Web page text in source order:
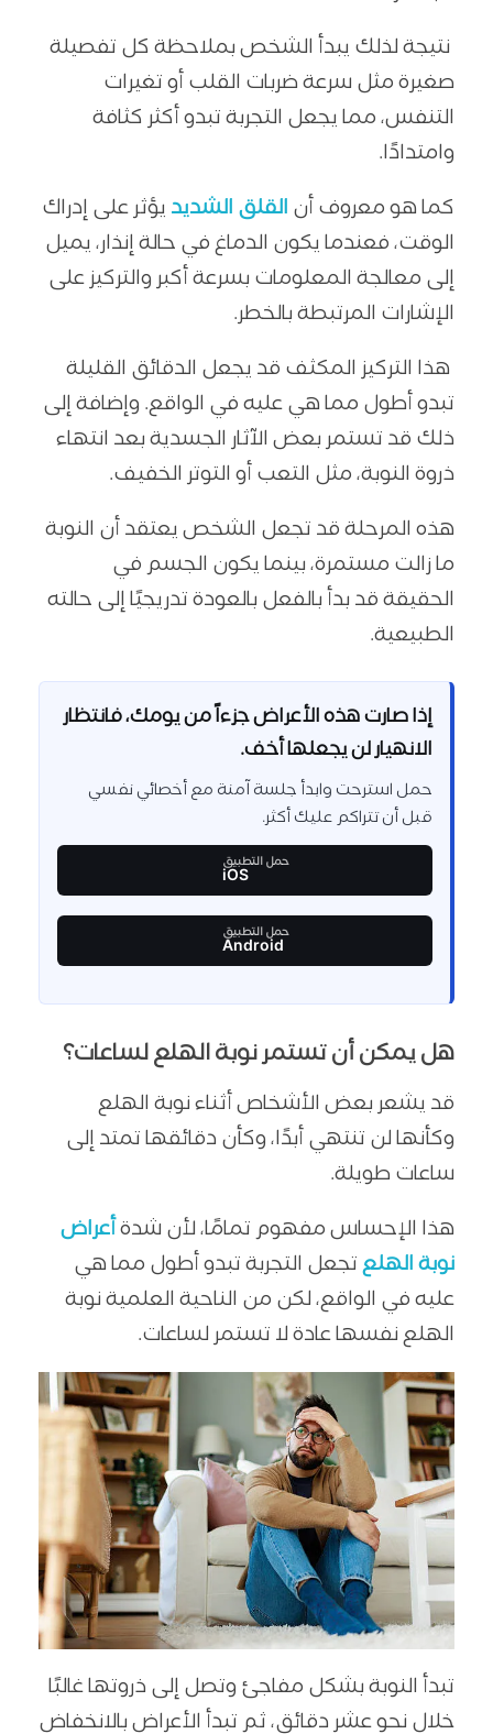
نتيجة لذلك يبدأ الشخص بملاحظة كل تفصيلة
صغيرة مثل سرعة ضربات القلب أو تغيرات
التنفس، مما يجعل التجربة تبدو أكثر كثافة
وامتدادًا.
كما هو معروف أن القلق الشديد يؤثر على إدراك
الوقت، فعندما يكون الدماغ في حالة إنذار، يميل
إلى معالجة المعلومات بسرعة أكبر والتركيز على
الإشارات المرتبطة بالخطر.
هذا التركيز المكثف قد يجعل الدقائق القليلة
تبدو أطول مما هي عليه في الواقع. وإضافة إلى
ذلك قد تستمر بعض الآثار الجسدية بعد انتهاء
ذروة النوبة، مثل التعب أو التوتر الخفيف.
هذه المرحلة قد تجعل الشخص يعتقد أن النوبة
ما زالت مستمرة، بينما يكون الجسم في
الحقيقة قد بدأ بالفعل بالعودة تدريجيًا إلى حالته
الطبيعية.
إذا صارت هذه الأعراض جزءاً من يومك، فانتظار
الانهيار لن يجعلها أخف.
حمل استرحت وابدأ جلسة آمنة مع أخصائي نفسي
قبل أن تتراكم عليك أكثر.
حمل التطبيق
iOS
حمل التطبيق
Android
هل يمكن أن تستمر نوبة الهلع لساعات؟
قد يشعر بعض الأشخاص أثناء نوبة الهلع
وكأنها لن تنتهي أبدًا، وكأن دقائقها تمتد إلى
ساعات طويلة.
هذا الإحساس مفهوم تمامًا، لأن شدة أعراض
نوبة الهلع تجعل التجربة تبدو أطول مما هي
عليه في الواقع، لكن من الناحية العلمية نوبة
الهلع نفسها عادة لا تستمر لساعات.
تبدأ النوبة بشكل مفاجئ وتصل إلى ذروتها غالبًا
خلال نحو عشر دقائق، ثم تبدأ الأعراض بالانخفاض